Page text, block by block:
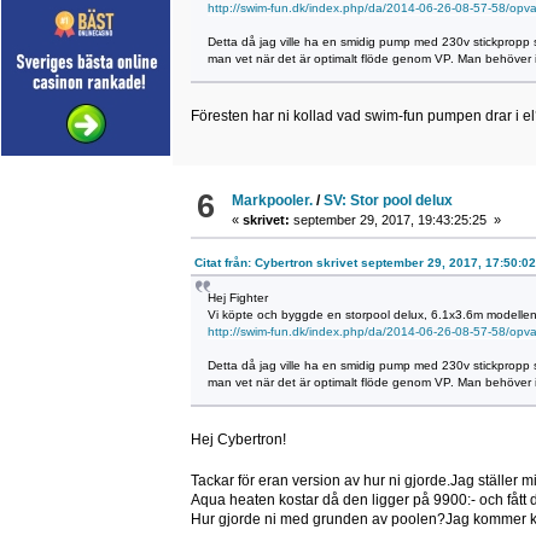
http://swim-fun.dk/index.php/da/2014-06-26-08-57-58/
Detta då jag ville ha en smidig pump med 230v
man vet när det är optimalt flöde genom VP. Man
Föresten har ni kollad vad swim-fun pumpen drar i
6 Markpooler. /SV: Stor pool delux
«skrivet: september 29, 2017, 19:43:25:25 »
Citat från: Cybertron skrivet september 29, 2017,
Hej Fighter
Vi köpte och byggde en storpool delux, 6.1x3.6m
http://swim-fun.dk/index.php/da/2014-06-26-08-57-58/
Detta då jag ville ha en smidig pump med 230v
man vet när det är optimalt flöde genom VP. Man
Hej Cybertron!
Tackar för eran version av hur ni gjorde.Jag ställer
Aqua heaten kostar då den ligger på 9900:- och fått
Hur gjorde ni med grunden av poolen?Jag kommer